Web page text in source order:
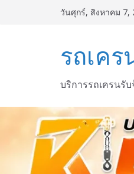
วันศุกร์, สิงหาคม 7,
รถเคร
บริการรถเครนรั